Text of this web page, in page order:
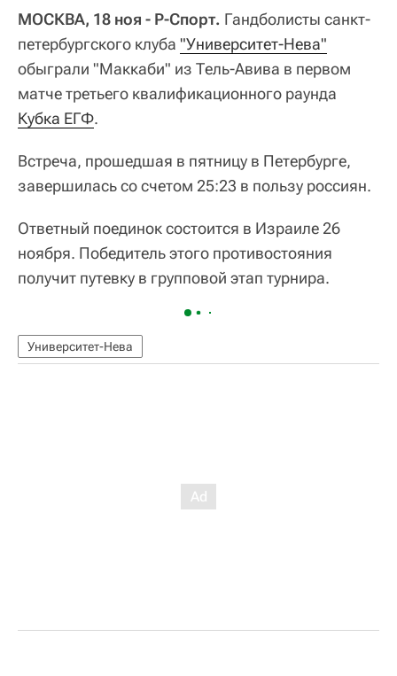
МОСКВА, 18 ноя - Р-Спорт. Гандболисты санкт-
петербургского клуба "Университет-Нева"
обыграли "Маккаби" из Тель-Авива в первом
матче третьего квалификационного раунда
Кубка ЕГФ.
Встреча, прошедшая в пятницу в Петербурге,
завершилась со счетом 25:23 в пользу россиян.
Ответный поединок состоится в Израиле 26
ноября. Победитель этого противостояния
получит путевку в групповой этап турнира.
Университет-Нева